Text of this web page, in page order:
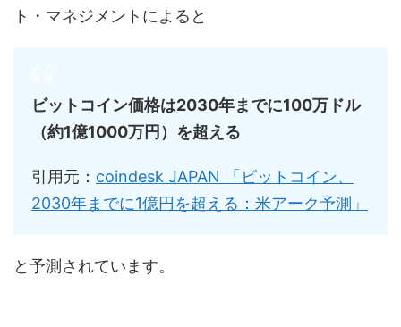
ト・マネジメントによると
ビットコイン価格は2030年までに100万ドル
（約1億1000万円）を超える
引用元： coindesk JAPAN 「ビットコイン、
2030年までに1億円を超える：米アーク予測」
と予測されています。